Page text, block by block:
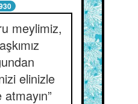
meylimiz,
elinizle